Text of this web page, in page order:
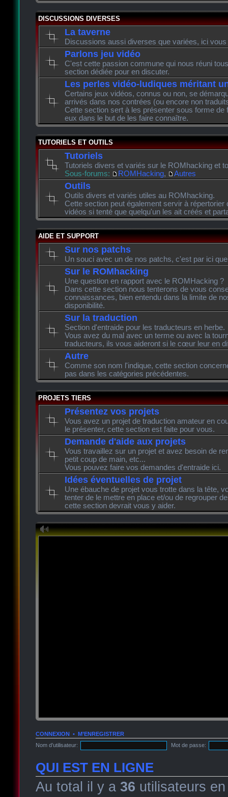
DISCUSSIONS DIVERSES
La taverne
Discussions aussi diverses que variées, ici
Parlons jeu vidéo
C'est cette passion commune qui nous réuni
section dédiée pour en discuter.
Les perles vidéo-ludiques méritant
Certains jeux vidéos, connus ou non, se
arrivés dans nos contrées (ou encore non
Cette section sert à les présenter sous forme de
eux dans le but de les faire connaître.
TUTORIELS ET OUTILS
Tutoriels
Tutoriels divers et variés sur le ROMhacking et
Sous-forums:
ROMHacking, Autres
Outils
Outils divers et variés utiles au ROMhacking.
Cette section peut également servir à
vidéos si tenté que quelqu'un les ait créés et
AIDE ET SUPPORT
Sur nos patchs
Un souci avec un de nos patchs, c'est par ici
Sur le ROMhacking
Une question en rapport avec le ROMHacking ?
Dans cette section nous tenterons de vous
connaissances, bien entendu dans la limite de
disponibilité.
Sur la traduction
Section d'entraide pour les traducteurs en herbe.
Vous avez du mal avec un terme ou avec la
traducteurs, ils vous aideront si le cœur leur en
Autre
Comme son nom l'indique, cette section
pas dans les catégories précédentes.
PROJETS TIERS
Présentez vos projets
Vous avez un projet de traduction amateur en
le présenter, cette section est faite pour vous.
Demande d'aide aux projets
Vous travaillez sur un projet et avez besoin de
petit coup de main, etc...
Vous pouvez faire vos demandes d'entraide ici.
Idées éventuelles de projet
Une ébauche de projet vous trotte dans la tête,
tenter de le mettre en place et/ou de regrouper
cette section devrait vous y aider.
CONNEXION • M’ENREGISTRER
Nom d’utilisateur:
Mot de passe:
QUI EST EN LIGNE
Au total il y a 36 utilisateurs